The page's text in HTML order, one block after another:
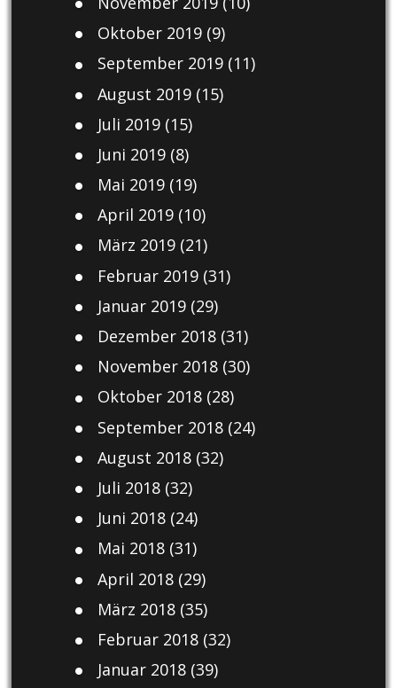
Oktober 2019(9)
September 2019(11)
August 2019(15)
Juli 2019(15)
Juni 2019(8)
Mai 2019(19)
April 2019(10)
März 2019(21)
Februar 2019(31)
Januar 2019(29)
Dezember 2018(31)
November 2018(30)
Oktober 2018(28)
September 2018(24)
August 2018(32)
Juli 2018(32)
Juni 2018(24)
Mai 2018(31)
April 2018(29)
März 2018(35)
Februar 2018(32)
Januar 2018(39)